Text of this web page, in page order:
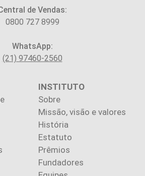
de Vendas:
0800 727 8999
WhatsApp:
(21) 97460-2560
INSTITUTO
Sobre
Missão, visão e valores
História
Estatuto
Prêmios
Fundadores